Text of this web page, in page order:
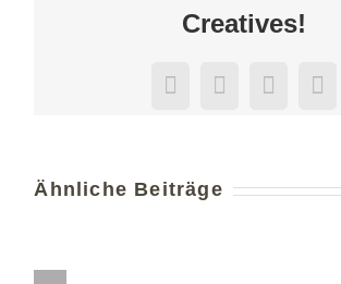
Creatives!
Facebook
X Pinterest
E-
Ähnliche Beiträge